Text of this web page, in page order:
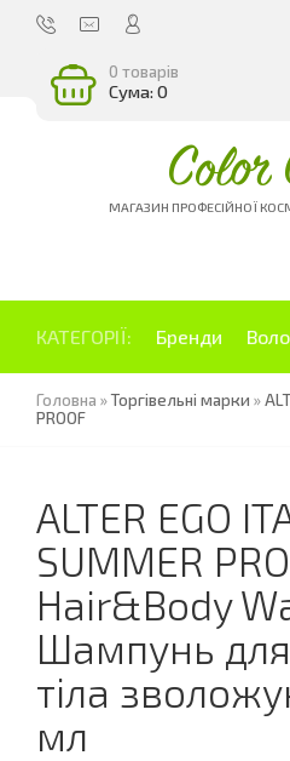
0 товарів
Сума: 0
Color
МАГАЗИН ПРОФЕСІЙНОЇ
КАТЕГОРІЇ: Бренди
Головна »Торгівельні марки »
PROOF
ALTER EGO
SUMMER
Hair&Body
Шампунь для
тіла
мл